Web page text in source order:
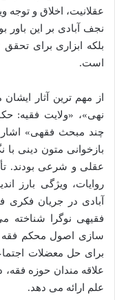
عقلانیت، اخلاق و توجه
نجف آبادی بر این باور
بلکه ابزاری برای
است.
از مهم ترین آثار
نهی»، «ولایت فقیه:
چند مبحث فقهی» اشاره
بازخوانی متون دینی با
عقلی و شرعی بودند.
روایات، ویژگی
آبادی در جریان فکری
فقیهی نوگرا شناخته
سازی اصول محکم فقه
برای حل معضلات
علاقه مندان حوزه
علم ارائه می دهد.